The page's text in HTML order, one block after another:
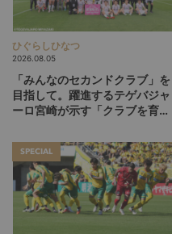
ひぐらしひなつ
2026.08.05
「みんなのセカンドクラブ」を
目指して。躍進するテゲバジャ
ーロ宮崎が示す「クラブを育て
SPECIAL